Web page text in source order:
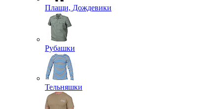
Плащи, Дождевики
Рубашки
Тельняшки